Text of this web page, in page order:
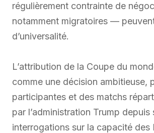
régulièrement contrainte de
notamment migratoires —
d’universalité.
L’attribution de la Coupe du
comme une décision ambitieuse,
participantes et des matchs
par l’administration Trump
interrogations sur la capacité